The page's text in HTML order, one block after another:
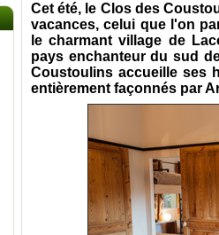
Cet été, le Clos des
vacances, celui que l'on
le charmant village de
pays enchanteur du sud
Coustoulins accueille ses
entièrement façonnés par